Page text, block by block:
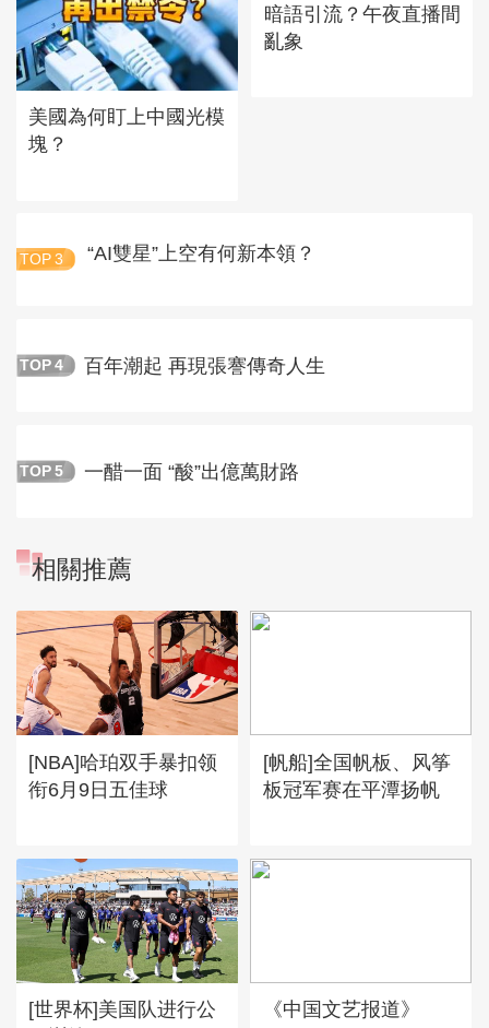
美國為何盯上中國光模
塊？
暗語引流？午夜直播間
亂象
TOP 3 “AI雙星”上空有何新本領？
TOP 4 百年潮起 再現張謇傳奇人生
TOP 5 一醋一面 “酸”出億萬財路
相關推薦
[NBA]哈珀双手暴扣领
衔6月9日五佳球
[帆船]全国帆板、风筝
板冠军赛在平潭扬帆
[世界杯]美国队进行公
《中国文艺报道》